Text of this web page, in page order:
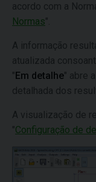
acordo com a
Normas".
A informação
atualizada
"Em detalhe" abre
detalhada dos
A visualização de
"Configuração de